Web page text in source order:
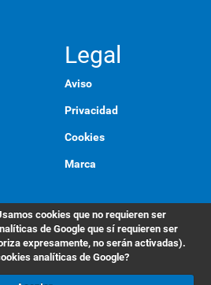
Legal
Aviso
Privacidad
Cookies
Marca
cookies que no requieren ser
de Google que sí requieren ser
expresamente, no serán activadas).
analíticas de Google?